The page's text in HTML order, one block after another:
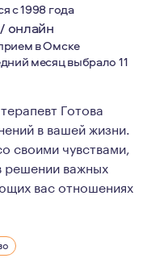
с 1998 года
онлайн
в Омске
месяц выбрало 11
Готова
в вашей жизни.
своими чувствами,
решении важных
вас отношениях
и